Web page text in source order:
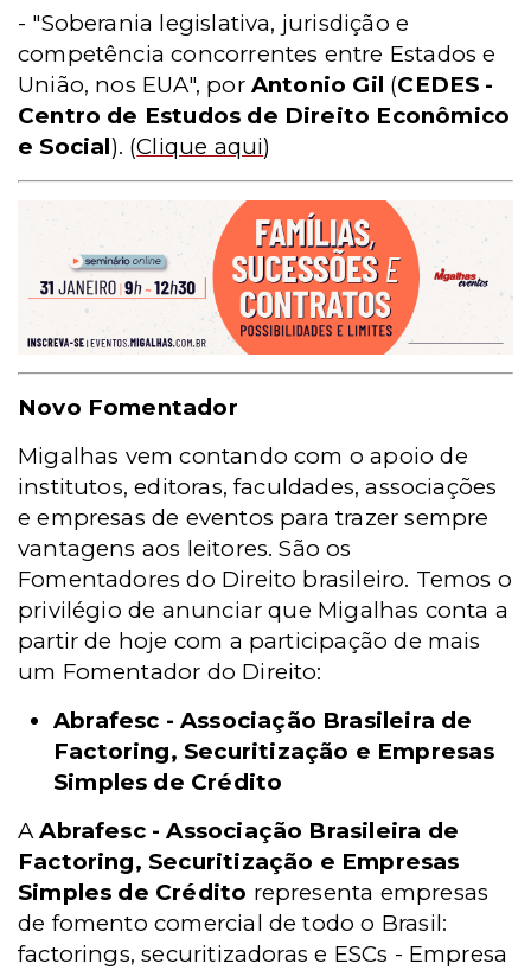
- "Soberania legislativa, jurisdição e
competência concorrentes entre Estados e
União, nos EUA", por Antonio Gil (CEDES -
Centro de Estudos de Direito Econômico
e Social). (Clique aqui)
Novo Fomentador
Migalhas vem contando com o apoio de
institutos, editoras, faculdades, associações
e empresas de eventos para trazer sempre
vantagens aos leitores. São os
Fomentadores do Direito brasileiro. Temos o
privilégio de anunciar que Migalhas conta a
partir de hoje com a participação de mais
um Fomentador do Direito:
Abrafesc - Associação Brasileira de
Factoring, Securitização e Empresas
Simples de Crédito
AAbrafesc - Associação Brasileira de
Factoring, Securitização e Empresas
Simples de Crédito representa empresas
de fomento comercial de todo o Brasil:
factorings, securitizadoras e ESCs - Empresa